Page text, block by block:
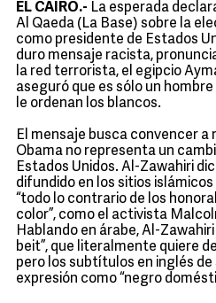
EL CAIRO.- La esperada
Al Qaeda (La Base) sobre la
como presidente de Estados
duro mensaje racista,
la red terrorista, el egipcio
aseguró que es sólo un
le ordenan los blancos.
El mensaje busca convencer a
Obama no representa un
Estados Unidos. Al-Zawahiri
difundido en los sitios
“todo lo contrario de los
color”, como el activista
Hablando en árabe, Al-
beit”, que literalmente quiere
pero los subtítulos en inglés
expresión como “negro